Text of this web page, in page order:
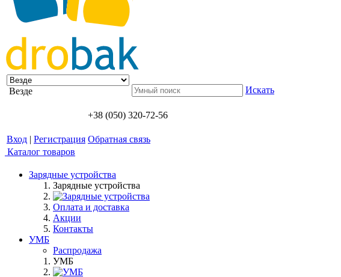
Везде Искать
+38 (050) 320-72-56
Вход | Регистрация Обратная связь
Каталог товаров
Зарядные устройства
Зарядные устройства
Оплата и доставка
Акции
Контакты
УМБ
Распродажа
УМБ